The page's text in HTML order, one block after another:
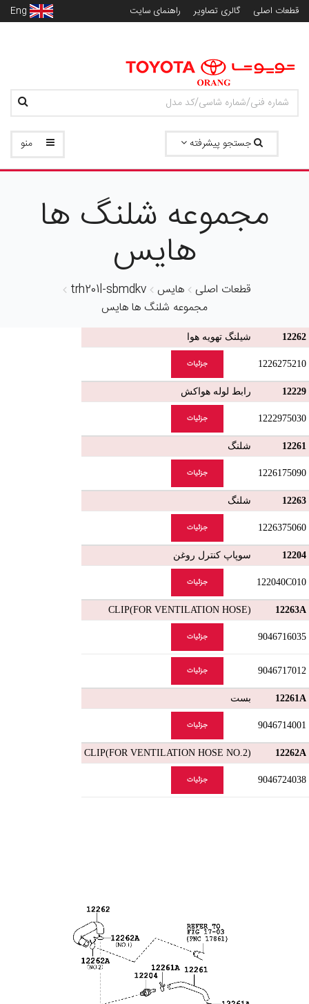
قطعات اصلی گالری تصاویر راهنمای سایت
جستجو پیشرفته منو
مجموعه شلنگ ها
هایس
قطعات اصلی هایس
trh201l-sbmdkv
مجموعه شلنگ ها هایس
12262 شیلنگ تهویه هوا
1226275210 جزئیات
12229 رابط لوله هواکش
1222975030 جزئیات
12261 شلنگ
1226175090 جزئیات
12263 شلنگ
1226375060 جزئیات
12204 سوپاپ کنترل روغن
122040C010 جزئیات
12263A
CLIP(FOR VENTILATION HOSE)
9046716035 جزئیات
9046717012 جزئیات
12261A بست
9046714001 جزئیات
12262A
CLIP(FOR VENTILATION HOSE NO.2)
9046724038 جزئیات